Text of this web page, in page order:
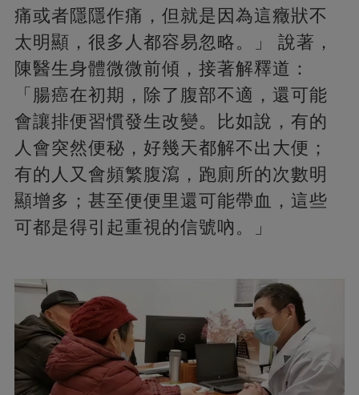
痛或者隱隱作痛，但就是因為這癥狀不
太明顯，很多人都容易忽略。」 說著，
陳醫生身體微微前傾，接著解釋道：
「腸癌在初期，除了腹部不適，還可能
會讓排便習慣發生改變。比如說，有的
人會突然便秘，好幾天都解不出大便；
有的人又會頻繁腹瀉，跑廁所的次數明
顯增多；甚至便便里還可能帶血，這些
可都是得引起重視的信號吶。」